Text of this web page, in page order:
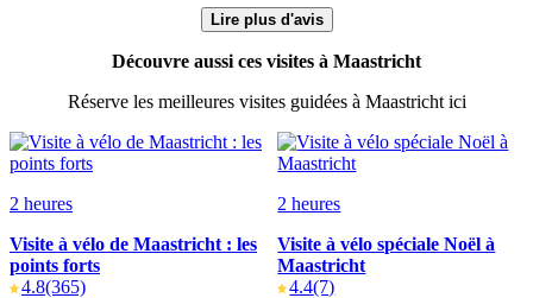
Lire plus d'avis
Découvre aussi ces visites à Maastricht
Réserve les meilleures visites guidées à Maastricht ici
2 heures
Visite à vélo de Maastricht : les
points forts
4.8(365)
2 heures
Visite à vélo spéciale Noël à
Maastricht
4.4(7)